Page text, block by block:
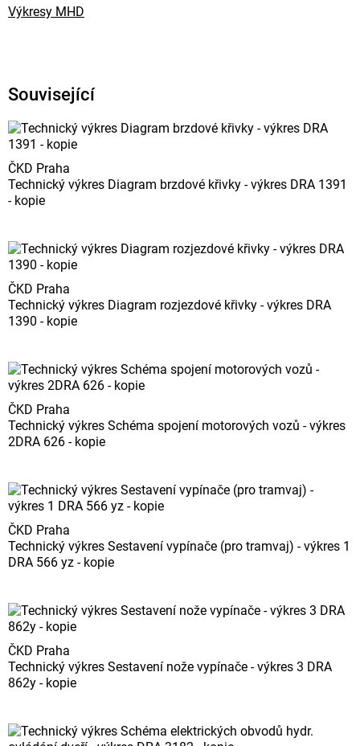
Výkresy MHD
Související
ČKD Praha
Technický výkres Diagram brzdové křivky - výkres DRA 1391
- kopie
ČKD Praha
Technický výkres Diagram rozjezdové křivky - výkres DRA
1390 - kopie
ČKD Praha
Technický výkres Schéma spojení motorových vozů - výkres
2DRA 626 - kopie
ČKD Praha
Technický výkres Sestavení vypínače (pro tramvaj) - výkres 1
DRA 566 yz - kopie
ČKD Praha
Technický výkres Sestavení nože vypínače - výkres 3 DRA
862y - kopie